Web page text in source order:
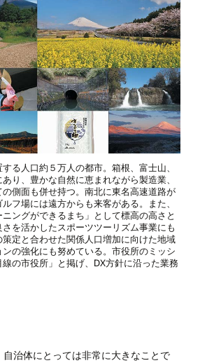
る人口約５万人の都市。箱根、富士山、
り、豊かな自然に恵まれながら製造業、
側面も併せ持つ。南北に東名高速道路が
フ場には遠方からも来客がある。また、
ングができるまち」として標高の高さと
を活かしたスポーツツーリズム事業にも
定と合わせた関係人口増加に向けた地域
の強化にも努めている。市役所のミッシ
の市役所」と掲げ、DX方針に沿った業務
治体にとっては非常に大きなことで